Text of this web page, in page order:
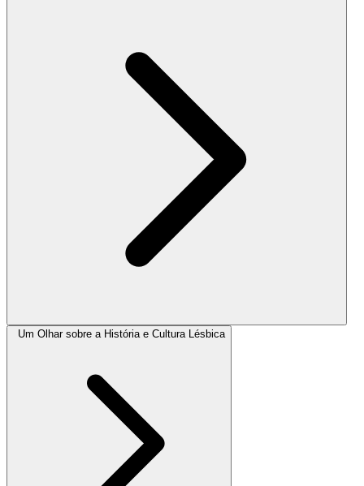
Um Olhar sobre a História e Cultura Lésbica